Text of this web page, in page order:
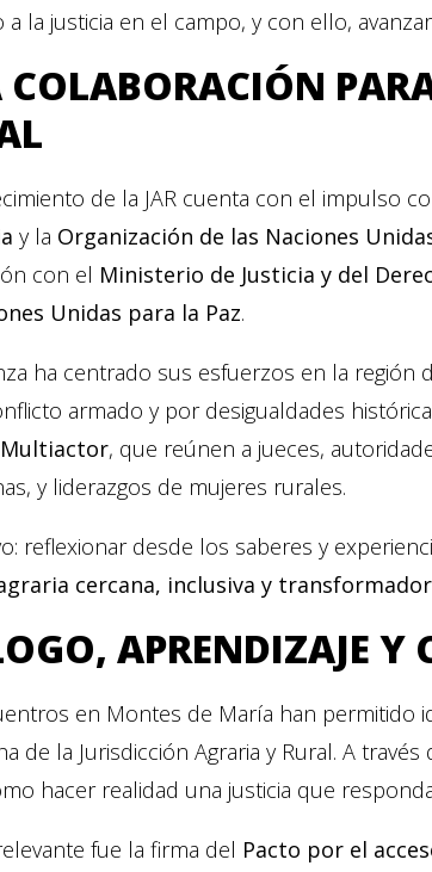
a la justicia en el campo, y con ello,
de la JAR cuenta con el impulso
y la Organización de las Naciones
con el Ministerio de Justicia y del
Unidas para la Paz.
ha centrado sus esfuerzos en la región
armado y por desigualdades
, que reúnen a jueces,
y liderazgos de mujeres rurales.
reflexionar desde los saberes y
cercana, inclusiva y
APRENDIZAJE Y
en Montes de María han permitido
de la Jurisdicción Agraria y Rural. A
hacer realidad una justicia que
fue la firma del Pacto por el